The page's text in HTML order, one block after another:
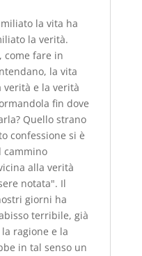
la vita ha
la verità.
come fare in
la vita
verità e la verità
fin dove
Quello strano
confessione si è
cammino
alla verità
notata". Il
giorni ha
terribile, già
ragione e la
in tal senso un